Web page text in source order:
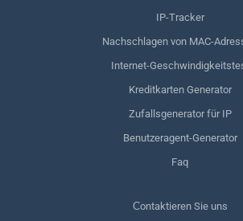
IP-Tracker
Nachschlagen von MAC-
Internet-
Kreditkarten Generator
Zufallsgenerator für IP
Benutzeragent-Generator
Faq
Сontaktieren Sie uns